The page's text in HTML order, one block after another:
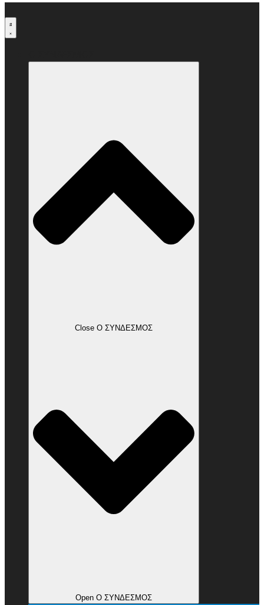
στο
περιεχόμενο
Close Ο ΣΥΝΔΕΣΜΟΣ
Open Ο ΣΥΝΔΕΣΜΟΣ